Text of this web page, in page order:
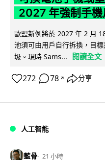
2027 年強制手
歐盟新例將於 2027 年 2 月
池須可由用戶自行拆換，目
圾。現時 Sams...
閱讀全文
272 78 ↗ 分享
人工智能
藍骨 21 小時